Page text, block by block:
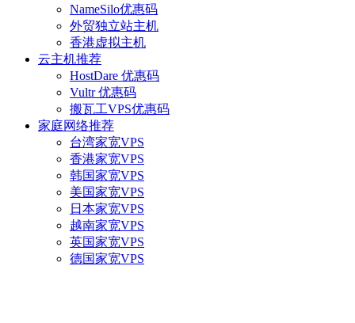
NameSilo优惠码
外贸独立站主机
香港虚拟主机
云主机推荐
HostDare 优惠码
Vultr 优惠码
搬瓦工VPS优惠码
家庭网络推荐
台湾家宽VPS
香港家宽VPS
韩国家宽VPS
美国家宽VPS
日本家宽VPS
越南家宽VPS
英国家宽VPS
德国家宽VPS